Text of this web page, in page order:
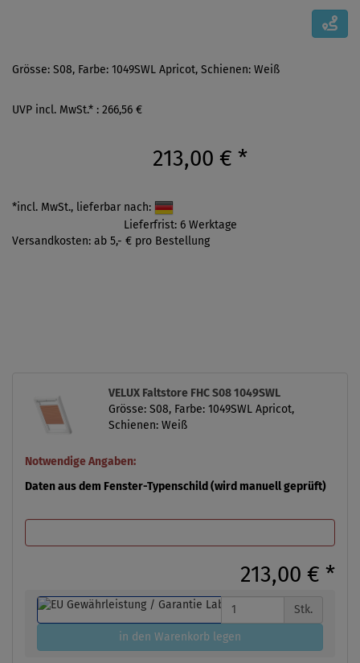
Grösse: S08, Farbe: 1049SWL Apricot, Schienen: Weiß
UVP incl. MwSt.* : 266,56 €
213,00 € *
*incl. MwSt., lieferbar nach:
Lieferfrist: 6 Werktage
Versandkosten: ab 5,- € pro Bestellung
VELUX Faltstore FHC S08 1049SWL
Grösse: S08, Farbe: 1049SWL Apricot,
Schienen: Weiß
Notwendige Angaben:
Daten aus dem Fenster-Typenschild (wird manuell geprüft)
213,00 € *
Stk.
in den Warenkorb legen